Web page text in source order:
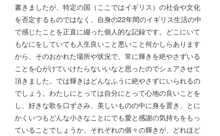
書きましたが、特定の国（ここではイギリス）の社会や文化
を否定するものではなく、自身の22年間のイギリス生活の中
で感じたことを正直に綴った個人的な記録です。どこにいて
もなにをしていても人生良いこと悪いこと何かしらあります
から、そのおかれた場所や状況で、常に輝きを絶やさずいる
ことを心がけていけたらないいなと思ったのでシェアさせて
頂きました。では輝きはどんなふうに絶やさずにいられるの
でしょう。わたしにとっては自分にとって心地の良いことを
し、好きな歌を口ずさみ、美しいものの中に身を置き、とに
かくいつもどんな小さなことにでも愛と感謝の気持ちをもっ
ていることでしょうか。それぞれの個々の輝きが、どれほど